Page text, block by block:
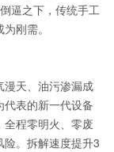
逼之下，传统手工
刚需。
漫天、油污渗漏成
表的新一代设备
程零明火、零废
。拆解速度提升3